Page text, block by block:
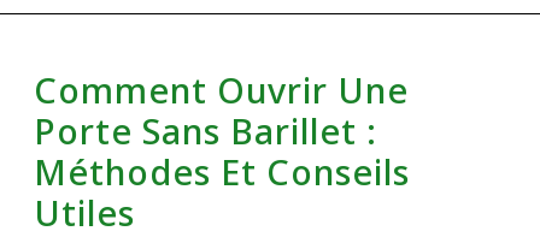
Comment Ouvrir Une
Porte Sans Barillet :
Méthodes Et Conseils
Utiles